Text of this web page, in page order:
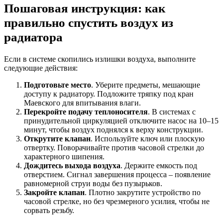
Пошаговая инструкция: как
правильно спустить воздух из
радиатора
Если в системе скопились излишки воздуха, выполните
следующие действия:
Подготовьте место. Уберите предметы, мешающие
доступу к радиатору. Подложите тряпку под кран
Маевского для впитывания влаги.
Перекройте подачу теплоносителя. В системах с
принудительной циркуляцией отключите насос на 10–15
минут, чтобы воздух поднялся к верху конструкции.
Открутите клапан. Используйте ключ или плоскую
отвертку. Поворачивайте против часовой стрелки до
характерного шипения.
Дождитесь выхода воздуха. Держите емкость под
отверстием. Сигнал завершения процесса – появление
равномерной струи воды без пузырьков.
Закройте клапан. Плотно закрутите устройство по
часовой стрелке, но без чрезмерного усилия, чтобы не
сорвать резьбу.